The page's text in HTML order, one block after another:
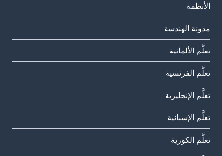
الأنظمة
مدونة الهندسة
تعلَّم الألمانية
تعلَّم الفرنسية
تعلَّم الإنجليزية
تعلَّم الإسبانية
تعلَّم الكورية